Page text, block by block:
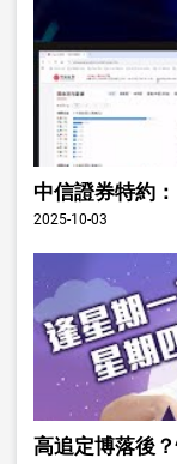
中信證券特約
2025-10-03
高追定博落後